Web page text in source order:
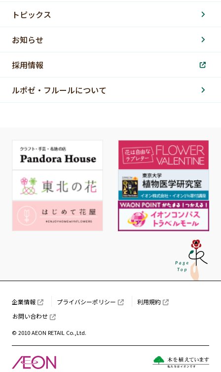
トピックス
お知らせ
採用情報
ルポゼ・フルールについて
企業情報 プライバシーポリシー
利用規約
お問い合わせ
© 2010 AEON RETAIL Co.,Ltd.